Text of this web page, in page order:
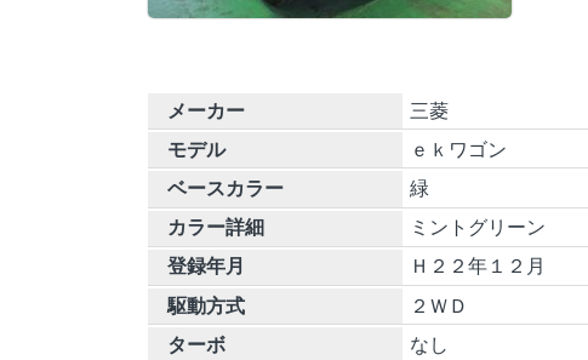
メーカー
三菱
モデル
ｅｋワゴン
ベースカラー
緑
カラー詳細
ミントグリーン
登録年月
Ｈ２２年１２月
駆動方式
２ＷＤ
ターボ
なし